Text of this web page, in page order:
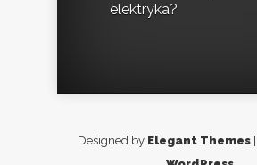
elektryka?
Designed by Elegant Themes